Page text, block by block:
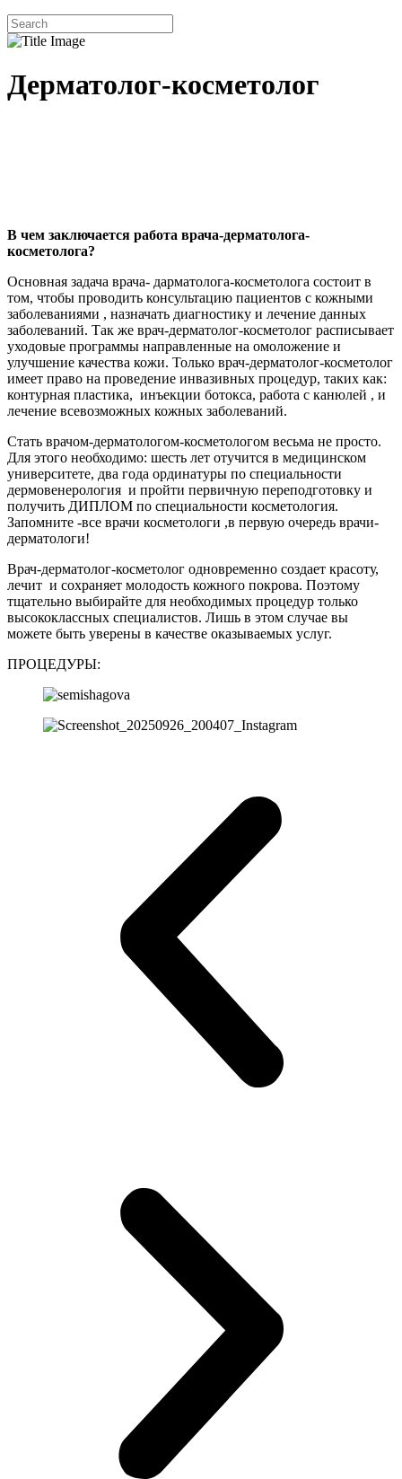
Дерматолог-косметолог
В чем заключается работа врача-дерматолога-
косметолога?
Основная задача врача- дарматолога-косметолога состоит в
том, чтобы проводить консультацию пациентов с кожными
заболеваниями , назначать диагностику и лечение данных
заболеваний. Так же врач-дерматолог-косметолог расписывает
уходовые программы направленные на омоложение и
улучшение качества кожи. Только врач-дерматолог-косметолог
имеет право на проведение инвазивных процедур, таких как:
контурная пластика, инъекции ботокса, работа с канюлей , и
лечение всевозможных кожных заболеваний.
Стать врачом-дерматологом-косметологом весьма не просто.
Для этого необходимо: шесть лет отучится в медицинском
университете, два года ординатуры по специальности
дермовенерология и пройти первичную переподготовку и
получить ДИПЛОМ по специальности косметология.
Запомните -все врачи косметологи ,в первую очередь врачи-
дерматологи!
Врач-дерматолог-косметолог одновременно создает красоту,
лечит и сохраняет молодость кожного покрова. Поэтому
тщательно выбирайте для необходимых процедур только
высококлассных специалистов. Лишь в этом случае вы
можете быть уверены в качестве оказываемых услуг.
ПРОЦЕДУРЫ: